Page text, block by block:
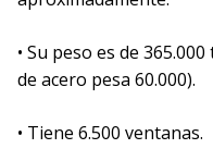
• Su peso es de
de acero pesa 60.000).
• Tiene 6.500 ventanas.